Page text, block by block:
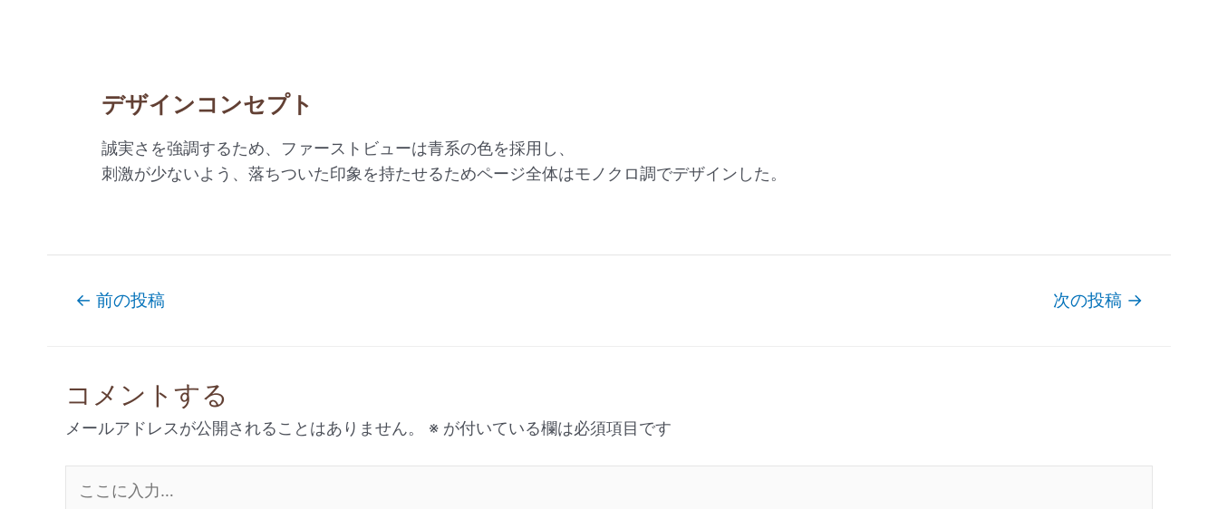
デザインコンセプト
誠実さを強調するため、ファーストビューは青系の色を採用し、
刺激が少ないよう、落ちついた印象を持たせるためページ全体はモノクロ調でデザインした。
← 前の投稿 次の投稿 →
コメントする
メールアドレスが公開されることはありません。 ※ が付いている欄は必須項目です